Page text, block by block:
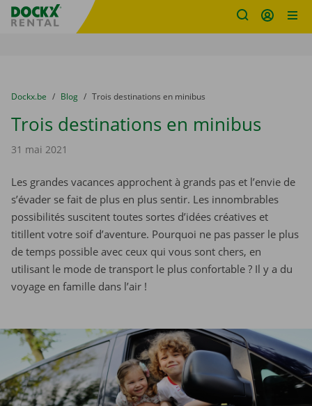
sitename
You are here:
du
Dockx.be to
Blog to
Trois destinations en minibus
Trois destinations en minibus
31 mai 2021
Les grandes vacances approchent à grands pas et l’envie de
s’évader se fait de plus en plus sentir. Les innombrables
possibilités suscitent toutes sortes d’idées créatives et
titillent votre soif d’aventure. Pourquoi ne pas passer le plus
de temps possible avec ceux qui vous sont chers, en
utilisant le mode de transport le plus confortable ? Il y a du
voyage en famille dans l’air !